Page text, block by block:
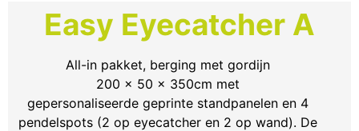
Easy Eyecatcher A
All-in pakket, berging met gordijn
200 x 50 x 350cm met
gepersonaliseerde geprinte standpanelen en 4
pendelspots (2 op eyecatcher en 2 op wand). De